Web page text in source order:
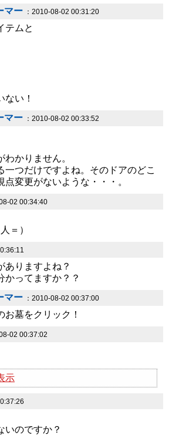
マー ：2010-08-02 00:31:20
テムと
ない！
マー ：2010-08-02 00:33:52
かりません。
一つだけですよね。そのドアのどこ
点変更がないような・・・。
02 00:34:40
＝）
ありますよね？
かってますか？？
マー ：2010-08-02 00:37:00
お墓をクリック！
02 00:37:02
示
いのですか？